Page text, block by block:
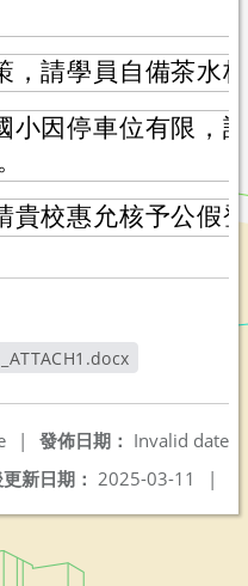
，請學員自備茶水
小因停車位有限，
貴校惠允核予公假
發佈日期： Invalid date
|
新日期： 2025-03-11 |